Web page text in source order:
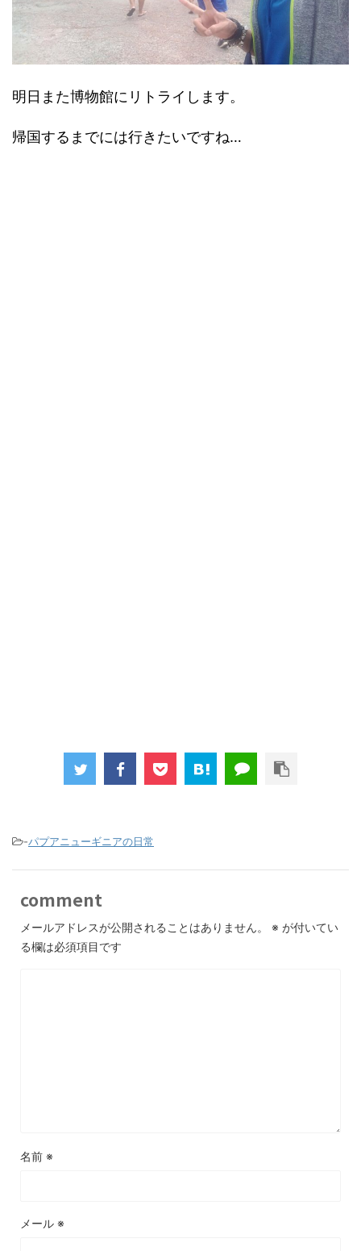
明日また博物館にリトライします。
帰国するまでには行きたいですね…
-パプアニューギニアの日常
comment
メールアドレスが公開されることはありません。 ※ が付いてい
る欄は必須項目です
名前 ※
メール ※